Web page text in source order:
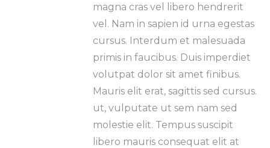
magna cras vel libero hendrerit
vel. Nam in sapien id urna egestas
cursus. Interdum et malesuada
primis in faucibus. Duis imperdiet
volutpat dolor sit amet finibus.
Mauris elit erat, sagittis sed cursus.
ut, vulputate ut sem nam sed
molestie elit. Tempus suscipit
libero mauris consequat elit at